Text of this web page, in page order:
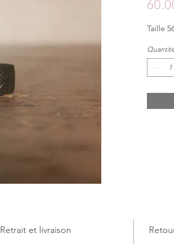
Taille
Retrait et livraison